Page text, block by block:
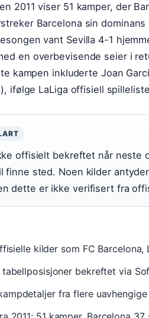
2011 viser 51 kamper, der
Barcelona sin
vant Sevilla 4-1
en overbevisende seier i
kampen inkluderte Joan
ifølge LaLiga offisiell
offisielt bekreftet når neste
finne sted. Noen kilder
dette er ikke verifisert fra
kilder som FC Barcelona,
tabellposisjoner bekreftet via
fra flere